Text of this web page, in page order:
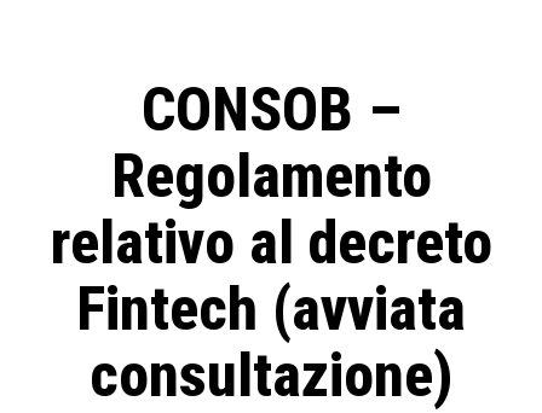
CONSOB –
Regolamento
relativo al decreto
Fintech (avviata
consultazione)